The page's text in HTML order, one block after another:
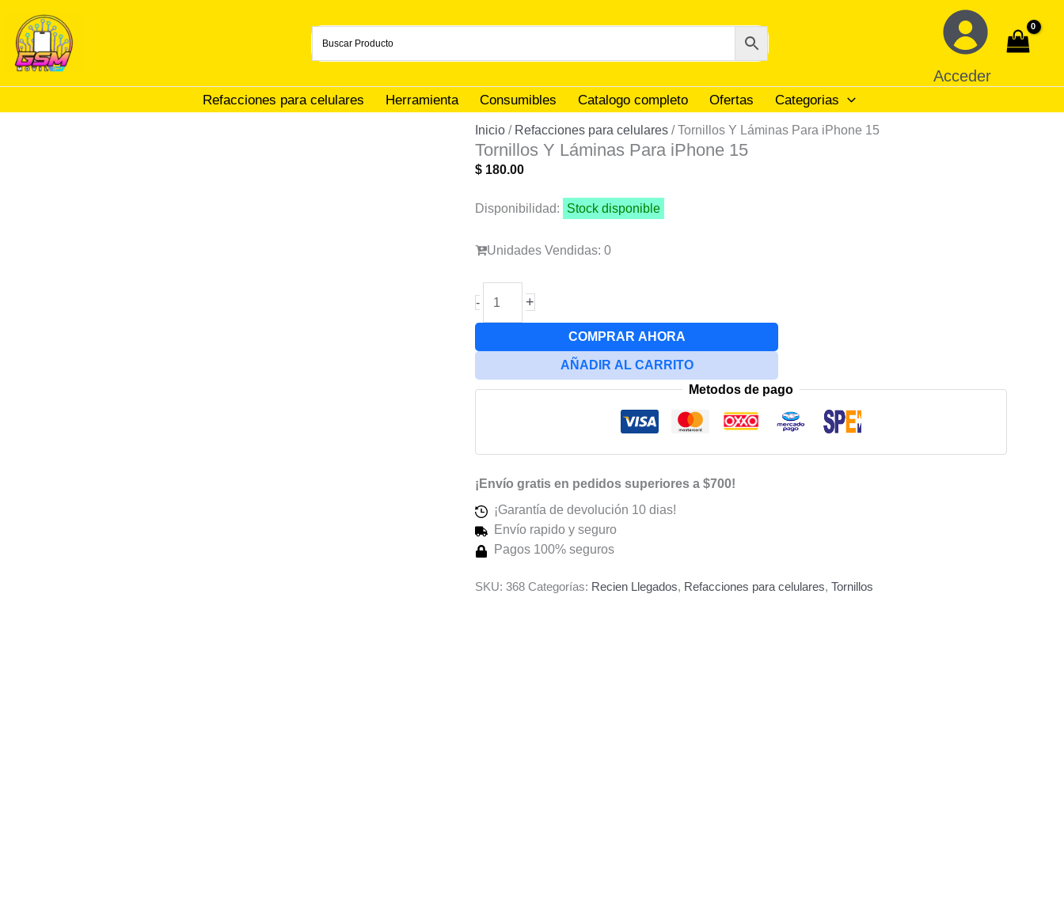
contenido
Acceder
Refacciones para celulares Herramienta Consumibles Catalogo completo Ofertas Categorias
Inicio / Refacciones para celulares / Tornillos Y Láminas Para iPhone 15
Tornillos Y Láminas Para iPhone 15
$ 180.00
Disponibilidad: Stock disponible
Unidades Vendidas: 0
-
Tornillos
Para
15
+
COMPRAR AHORA
AÑADIR AL CARRITO
Metodos de pago
¡Envío gratis en pedidos superiores a $700!
¡Garantía de devolución 10 dias!
Envío rapido y seguro
Pagos 100% seguros
SKU: 368 Categorías: Recien Llegados, Refacciones para celulares, Tornillos